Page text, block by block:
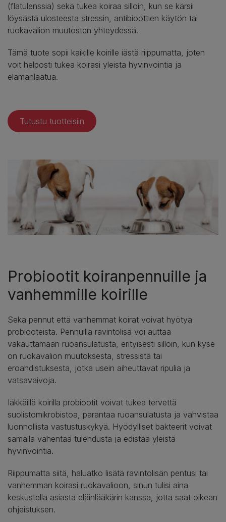
(flatulenssia) sekä tukea koiraa silloin, kun se kärsii
löysästä ulosteesta stressin, antibioottien käytön tai
ruokavalion muutosten yhteydessä.
Tämä tuote sopii kaikille koirille iästä riippumatta, joten
voit helposti tukea koirasi yleistä hyvinvointia ja
elämänlaatua.
Tutustu tuotteisiin
Probiootit koiranpennuille ja
vanhemmille koirille
Sekä pennut että vanhemmat koirat voivat hyötyä
probiooteista. Pennuilla ravintolisä voi auttaa
vakauttamaan ruoansulatusta, erityisesti silloin, kun kyse
on ruokavalion muutoksesta, stressistä tai
eroahdistuksesta, jotka usein aiheuttavat ripulia ja
vatsavaivoja.
Iäkkäillä koirilla probiootit voivat tukea tervettä
suolistomikrobistoa, parantaa ruoansulatusta ja vahvistaa
luonnollista vastustuskykyä. Hyödylliset bakteerit voivat
samalla vähentää tulehdusta ja edistää yleistä
hyvinvointia.
Riippumatta siitä, haluatko lisätä ravintolisän pentusi tai
vanhemman koirasi ruokavalioon, sinun tulisi aina
keskustella asiasta eläinlääkärin kanssa, jotta saat oikean
ohjeistuksen.